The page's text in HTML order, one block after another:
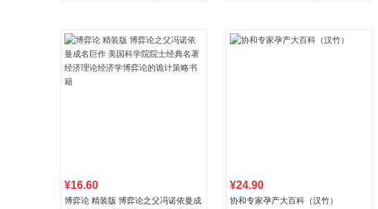
¥16.60
博弈论 精装版 博弈论之父冯诺依曼成
¥24.90
协和专家孕产大百科（汉竹）